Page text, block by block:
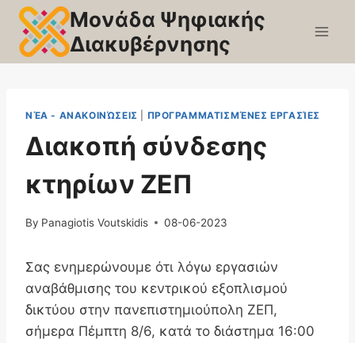
Skip
content
Μονάδα Ψηφιακής
Διακυβέρνησης
ΝΈΑ - ΑΝΑΚΟΙΝΏΣΕΙΣ ΠΡΟΓΡΑΜΜΑΤΙΣΜΈΝΕΣ ΕΡΓΑΣΊΕΣ
Διακοπή σύνδεσης
κτηρίων ΖΕΠ
By Panagiotis Voutskidis 08-06-2023
Σας ενημερώνουμε ότι λόγω εργασιών
αναβάθμισης του κεντρικού εξοπλισμού
δικτύου στην πανεπιστημιούπολη ΖΕΠ,
σήμερα Πέμπτη 8/6, κατά το διάστημα 16:00